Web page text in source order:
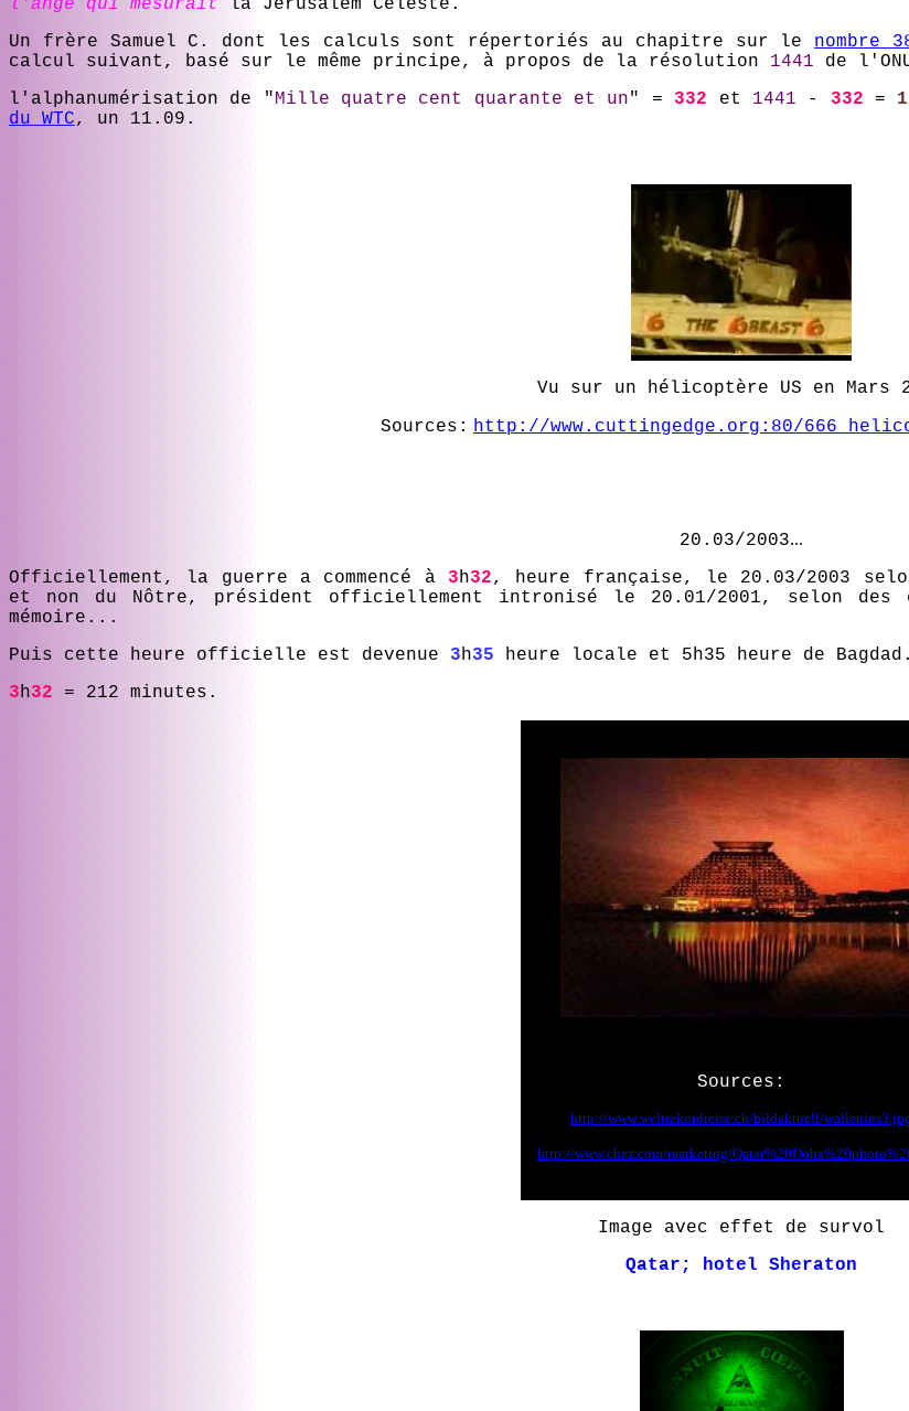
l'ange qui mesurait la Jérusalem Céleste.
Un frère Samuel C. dont les calculs sont répertoriés au chapitre sur le nombre
calcul suivant, basé sur le même principe, à propos de la résolution 1441 de
l'alphanumérisation de "Mille quatre cent quarante et un" = 332 et 1441 - 332 =
du WTC, un 11.09.
Vu sur un hélicoptère US en Mars
Sources: http://www.cuttingedge.org:80/
20.03/2003...
Officiellement, la guerre a commencé à 3h32, heure française, le 20.03/2003
et non du Nôtre, président officiellement intronisé le 20.01/2001, selon des
mémoire...
Puis cette heure officielle est devenue 3h35 heure locale et 5h35 heure de
3h32 = 212 minutes.
Sources:
http://www.weltrekordreise.ch/bildaktuell/
http://www.chez.com/marketing/
Image avec effet de survol
Qatar; hotel Sheraton